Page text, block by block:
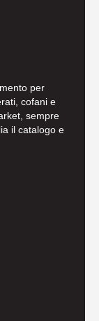
per
cofani e
sempre
il catalogo e